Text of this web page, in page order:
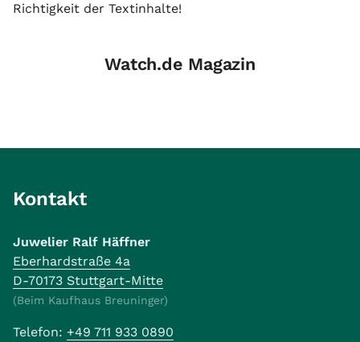
Richtigkeit der Textinhalte!
Watch.de Magazin
Kontakt
Juwelier Ralf Häffner
Eberhardstraße 4a
D-70173 Stuttgart-Mitte
(Beim Kaufhaus Breuninger)
Telefon: +49 711 933 0890